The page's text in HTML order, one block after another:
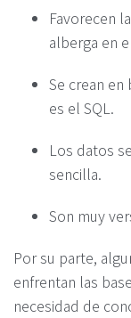
Favorecen
alberga en
Se crean
es el SQL.
Los datos
sencilla.
Son muy
Por su parte,
enfrentan las
necesidad de